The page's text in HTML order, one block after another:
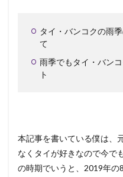
タイ・バンコクの雨
て
雨季でもタイ・バン
ト
本記事を書いている僕は、
なくタイが好きなので今で
の時期でいうと、2019年の